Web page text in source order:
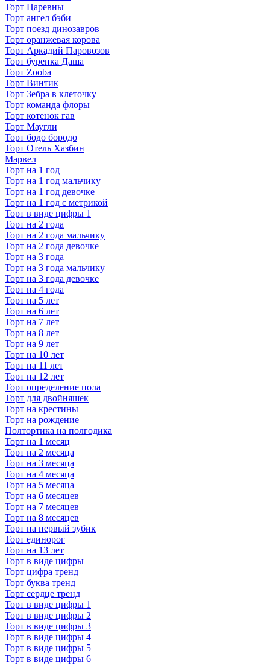
Торт Царевны
Торт ангел бэби
Торт поезд динозавров
Торт оранжевая корова
Торт Аркадий Паровозов
Торт буренка Даша
Торт Zooba
Торт Винтик
Торт Зебра в клеточку
Торт команда флоры
Торт котенок гав
Торт Маугли
Торт бодо бородо
Торт Отель Хазбин
Марвел
Торт на 1 год
Торт на 1 год мальчику
Торт на 1 год девочке
Торт на 1 год с метрикой
Торт в виде цифры 1
Торт на 2 года
Торт на 2 года мальчику
Торт на 2 года девочке
Торт на 3 года
Торт на 3 года мальчику
Торт на 3 года девочке
Торт на 4 года
Торт на 5 лет
Торт на 6 лет
Торт на 7 лет
Торт на 8 лет
Торт на 9 лет
Торт на 10 лет
Торт на 11 лет
Торт на 12 лет
Торт определение пола
Торт для двойняшек
Торт на крестины
Торт на рождение
Полтортика на полгодика
Торт на 1 месяц
Торт на 2 месяца
Торт на 3 месяца
Торт на 4 месяца
Торт на 5 месяца
Торт на 6 месяцев
Торт на 7 месяцев
Торт на 8 месяцев
Торт на первый зубик
Торт единорог
Торт на 13 лет
Торт в виде цифры
Торт цифра тренд
Торт буква тренд
Торт сердце тренд
Торт в виде цифры 1
Торт в виде цифры 2
Торт в виде цифры 3
Торт в виде цифры 4
Торт в виде цифры 5
Торт в виде цифры 6